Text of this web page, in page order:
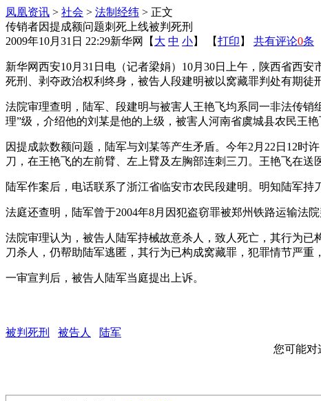
凤凰资讯 > 社会 > 法制经纬 > 正文
传销者因提成额问题刺死上线被判死刑
2009年10月31日 22:29新华网 【 大 中 小】 【打印 】 共有评论0条
新华网西安10月31日电（记者梁娟）10月30日上午，陕西省西
死刑、剥夺政治权利终身，被告人段建明被以窝藏罪判处有期徒
法院审理查明，陆军、段建明与被害人王艳飞均系同一非法传
理”级，介绍他的刘某是他的上级，被害人河南省虞城县农民王艳
因提成款数额问题，陆军与刘某等产生矛盾。今年2月22日12时
刀，在王艳飞的左前臂、左上臂及左胸部连刺三刀。王艳飞在送
陆军作案后，电话联系了浙江省临安市农民段建明。明知陆军
法庭还查明，陆军曾于2004年8月因犯盗窃罪被郑州铁路运输法
法院审理认为，被告人陆军持械故意杀人，致人死亡，其行为
刀杀人，仍帮助陆军逃匿，其行为已构成窝藏罪，犯罪情节严
一审宣判后，被告人陆军当庭提出上诉。
被判死刑 被告人
陆军
您可能对